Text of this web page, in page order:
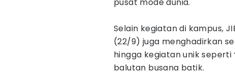
‎Selain kegiatan di kampus,
(22/9) juga menghadirkan
hingga kegiatan unik seperti
balutan busana batik.